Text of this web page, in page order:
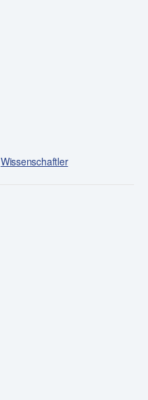
Wissenschaftler